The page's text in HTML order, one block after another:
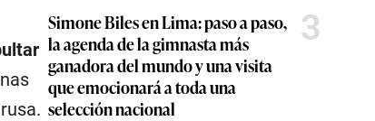
Simone Biles en Lima: paso a paso,
la agenda de la gimnasta más
ganadora del mundo y una visita
que emocionará a toda una
selección nacional
3